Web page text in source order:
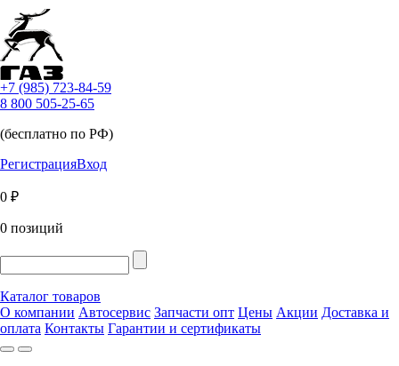
+7 (985) 723-84-59
8 800 505-25-65
(бесплатно по РФ)
РегистрацияВход
0 ₽
0 позиций
Каталог товаров
О компании Автосервис Запчасти опт Цены Акции Доставка и
оплата Контакты Гарантии и сертификаты